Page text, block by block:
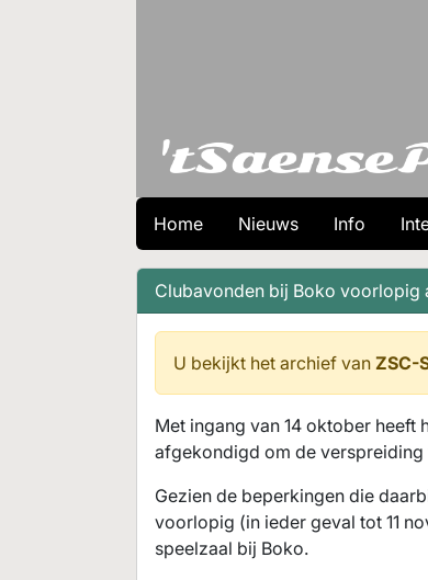
Home Nieuws Info
Clubavonden bij Boko voorlopig
U bekijkt het archief van ZSC-
Met ingang van 14 oktober
afgekondigd om de
Gezien de beperkingen die
voorlopig (in ieder geval tot 11
speelzaal bij Boko.